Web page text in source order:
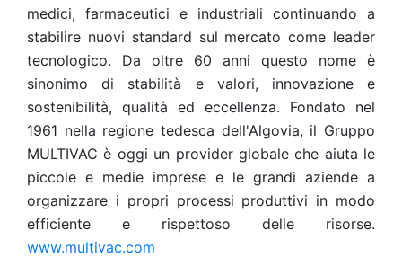
medici, farmaceutici e industriali continuando a
stabilire nuovi standard sul mercato come leader
tecnologico. Da oltre 60 anni questo nome è
sinonimo di stabilità e valori, innovazione e
sostenibilità, qualità ed eccellenza. Fondato nel
1961 nella regione tedesca dell'Algovia, il Gruppo
MULTIVAC è oggi un provider globale che aiuta le
piccole e medie imprese e le grandi aziende a
organizzare i propri processi produttivi in modo
efficiente e rispettoso delle risorse.
www.multivac.com